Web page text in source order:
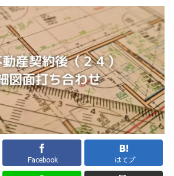
Facebook はてブ